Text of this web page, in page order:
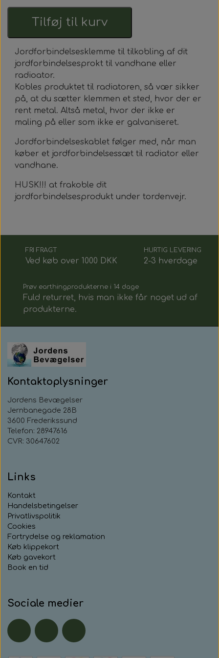
Tilbehør til earthingprodukter
Workshops - Meditationer - Healing
Kontakt
Tilføj til kurv
Jordforbindelsesklemme til tilkobling af dit
jordforbindelsesprokt til vandhane eller
radioator.
Kobles produktet til radiatoren, så vær sikker
på, at du sætter klemmen et sted, hvor der er
rent metal. Altså metal, hvor der ikke er
maling på eller som ikke er galvaniseret.
Jordforbindelseskablet følger med, når man
køber et jordforbindelsessæt til radiator eller
vandhane.
HUSK!!! at frakoble dit
jordforbindelsesprodukt under tordenvejr.
FRI FRAGT
Ved køb over 1000 DKK
HURTIG LEVERING
2-3 hverdage
Prøv earthingprodukterne i 14 dage
Fuld returret, hvis man ikke får noget ud af
produkterne.
Kontaktoplysninger
Jordens Bevægelser
Jernbanegade 28B
3600 Frederikssund
Telefon: 28947616
CVR: 30647602
Links
Kontakt
Handelsbetingelser
Privatlivspolitik
Cookies
Fortrydelse og reklamation
Køb klippekort
Køb gavekort
Book en tid
Sociale medier